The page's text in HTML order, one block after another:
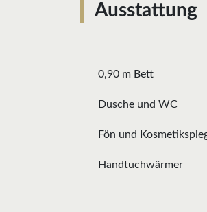
Ausstattung
0,90 m Bett
Dusche und WC
Fön und
Handtuchwärmer